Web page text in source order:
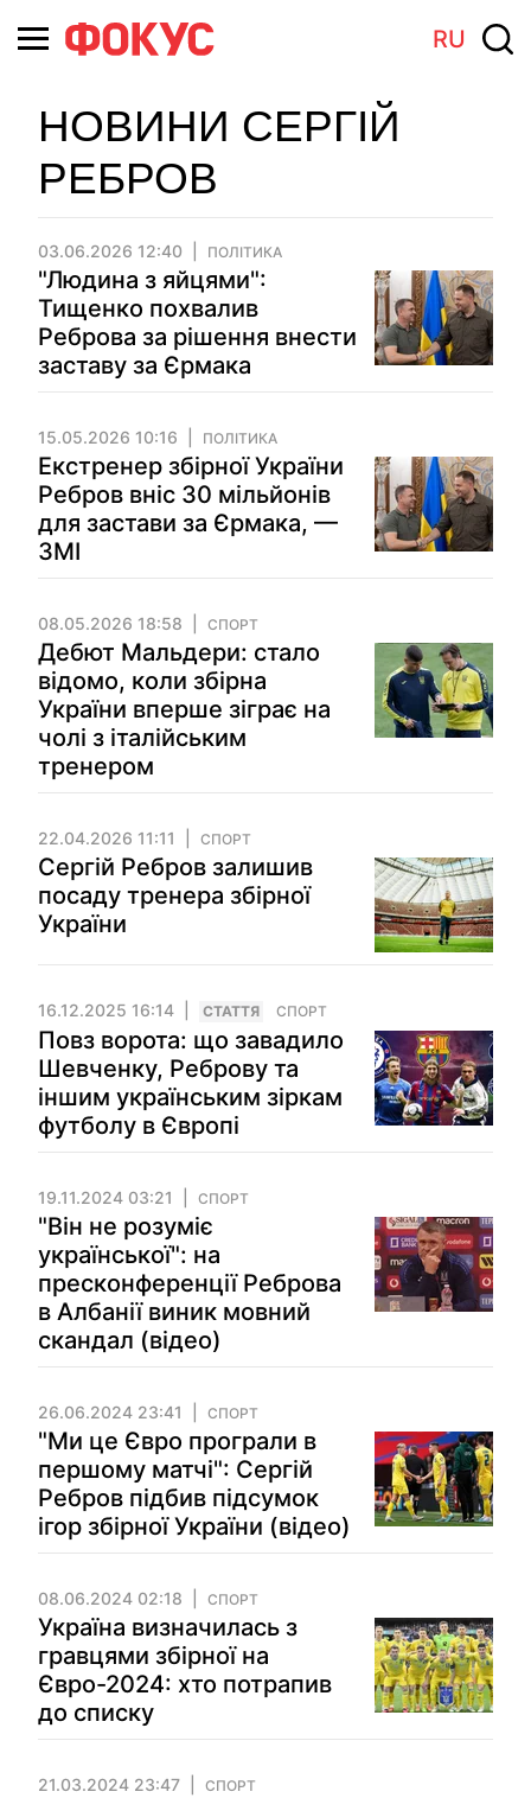
RU
НОВИНИ СЕРГІЙ
РЕБРОВ
03.06.2026 12:40 ПОЛІТИКА
"Людина з яйцями":
Тищенко похвалив
Реброва за рішення внести
заставу за Єрмака
15.05.2026 10:16 ПОЛІТИКА
Екстренер збірної України
Ребров вніс 30 мільйонів
для застави за Єрмака, —
ЗМІ
08.05.2026 18:58 СПОРТ
Дебют Мальдери: стало
відомо, коли збірна
України вперше зіграє на
чолі з італійським
тренером
22.04.2026 11:11 СПОРТ
Сергій Ребров залишив
посаду тренера збірної
України
16.12.2025 16:14 СТАТТЯ СПОРТ
Повз ворота: що завадило
Шевченку, Реброву та
іншим українським зіркам
футболу в Європі
19.11.2024 03:21 СПОРТ
"Він не розуміє
української": на
пресконференції Реброва
в Албанії виник мовний
скандал (відео)
26.06.2024 23:41 СПОРТ
"Ми це Євро програли в
першому матчі": Сергій
Ребров підбив підсумок
ігор збірної України (відео)
08.06.2024 02:18 СПОРТ
Україна визначилась з
гравцями збірної на
Євро-2024: хто потрапив
до списку
21.03.2024 23:47 СПОРТ